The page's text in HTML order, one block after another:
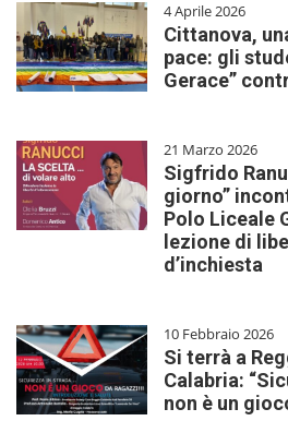
4 Aprile 2026
Cittanova,
pace: gli
Gerace”
21 Marzo 2026
Sigfrido
giorno”
Polo Liceale
lezione di
d’inchiesta
10 Febbraio 2026
Si terrà a
Calabria:
non è un